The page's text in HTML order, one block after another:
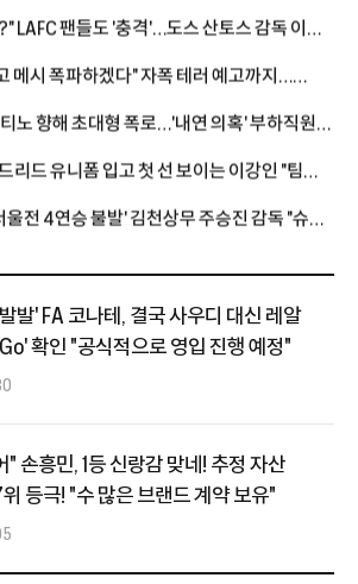
205분 출전에도 팰리스가 손 내밀었다
LAFC 팬들도 '충격'…도스 산토스 감독 이해
메시 폭파하겠다" 자폭 테러 예고까지…
' 유출! 호날두 호텔 침입→심판은 '협박
노 향해 초대형 폭로…'내연 의혹' 부하직원에
리드 유니폼 입고 첫 선 보이는 이강인 "팀
최선 다할 것"
전 4연승 불발' 김천상무 주승진 감독 "슈팅
발' FA 코나테, 결국 사우디 대신 레알
확인 "공식적으로 영입 진행 예정"
" 손흥민, 1등 신랑감 맞네! 추정 자산
등극! "수 많은 브랜드 계약 보유"